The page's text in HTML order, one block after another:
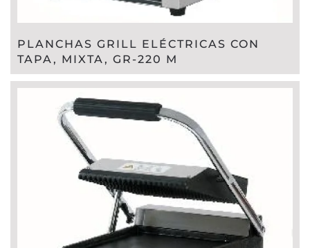
PLANCHAS GRILL ELÉCTRICAS CON
TAPA, MIXTA, GR-220 M